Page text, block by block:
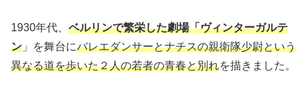
1930年代、 ベルリンで繁栄した劇場「ヴィンターガルテ
ン 」を舞台にバレエダンサーとナチスの親衛隊少尉という
異なる道を歩いた２人の若者の青春と別れを描きました。